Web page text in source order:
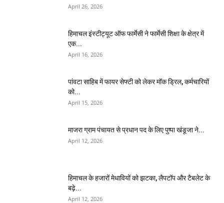
April 26, 2026
हिमाचल इंस्टीट्यूट ऑफ फार्मेसी ने फार्मेसी शिक्षा के क्षेत्र में
एक...
April 16, 2026
पांवटा साहिब में फायर सेफ्टी को लेकर मॉक ड्रिल, कर्मचारियों
को...
April 15, 2026
माजरा ग्राम पंचायत से प्रधान पद के लिए पुष्पा खंडूजा ने...
April 12, 2026
हिमाचल के हजारों मेधावियों को झटका, लैपटॉप और टैबलेट के
बढ़े...
April 12, 2026